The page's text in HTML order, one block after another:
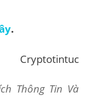
.
Cryptotintuc
Thông Tin Và